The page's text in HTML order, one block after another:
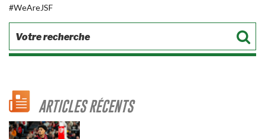
#WeAreJSF
ARTICLES RÉCENTS